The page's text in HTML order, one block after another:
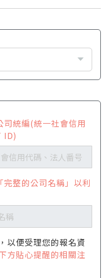
司統編(統一社會信用
ID)
完整的公司名稱」以利
以便受理您的報名資
方貼心提醒的相關注